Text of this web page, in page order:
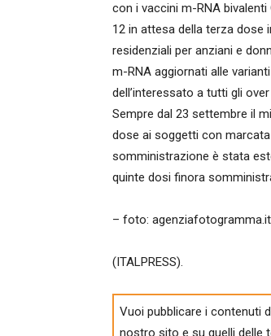
con i vaccini m-RNA
12 in attesa della terza dose
residenziali per anziani e
m-RNA aggiornati alle
dell’interessato a tutti gli
Sempre dal 23 settembre il
dose ai soggetti con
somministrazione è stata
quinte dosi finora
– foto: agenziafotogramma.it
(ITALPRESS).
Vuoi pubblicare i contenuti
nostro sito e su quelli delle